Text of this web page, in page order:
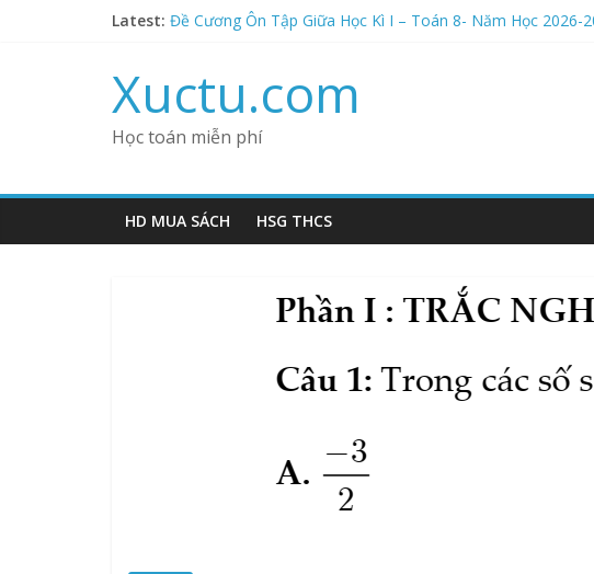
Latest: Đề Cương Ôn Tập Giữa Học Kì I – Toán 8- Năm Học
Cộng Trừ Nhân Chia Số Hữu Tỉ- Tìm X- Phần 3 | Toán 7-
Xuctu.com
Học toán miễn phí
HD MUA SÁCH HSG THCS